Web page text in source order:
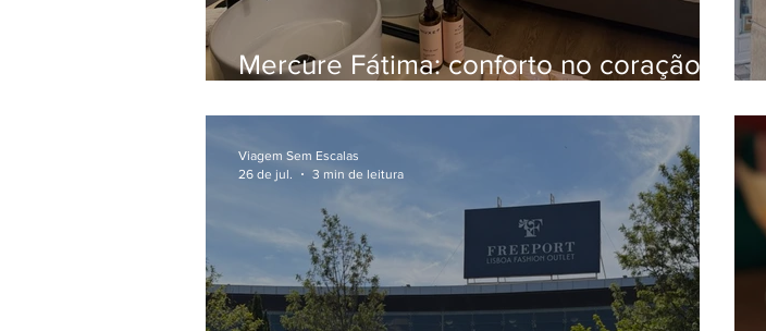
Mercure Fátima: conforto no coração
Viagem Sem Escalas
26 de jul.
3 min de leitura